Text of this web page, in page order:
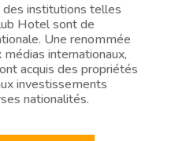
institutions telles
Hotel sont de
Une renommée
internationaux,
acquis des propriétés
investissements
nationalités.